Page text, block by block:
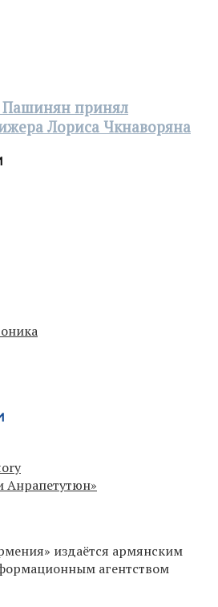
принял
Лориса Чкнаворяна
Анрапетутюн»
издаётся армянским
агентством